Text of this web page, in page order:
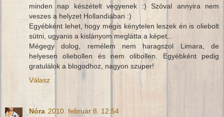
minden nap készételt vegyenek :) Szóval annyira nem
veszes a helyzet Hollandiában :)
Egyébként lehet, hogy mégis kénytelen leszek én is oliebolt
sütni, ugyanis a kislányom meglátta a képet...
Mégegy dolog, remélem nem haragszol Limara, de
helyesen oliebollen és nem olibollen. Egyébként pedig
gratulálok a blogodhoz, nagyon szuper!
Válasz
Nóra 2010. február 8. 12:54